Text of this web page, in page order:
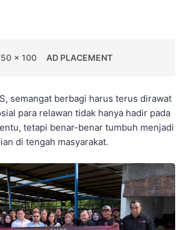
x 100 AD PLACEMENT
semangat berbagi harus terus dirawat
para relawan tidak hanya hadir pada
tetapi benar-benar tumbuh menjadi
di tengah masyarakat.